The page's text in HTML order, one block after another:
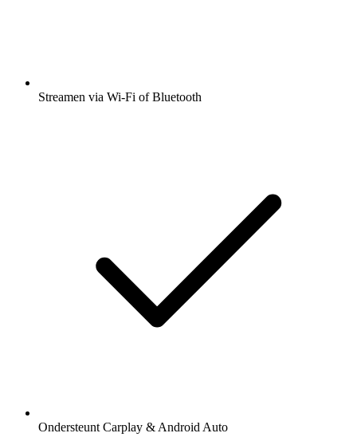
Streamen via Wi-Fi of Bluetooth
Ondersteunt Carplay & Android Auto